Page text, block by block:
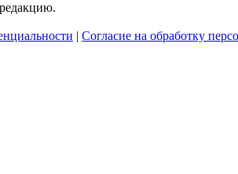
| Согласие на обработку